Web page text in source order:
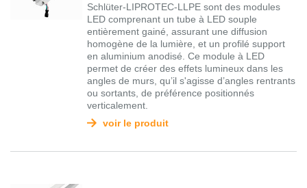
Schlüter-LIPROTEC-LLPE sont des modules
LED comprenant un tube à LED souple
entièrement gainé, assurant une diffusion
homogène de la lumière, et un profilé support
en aluminium anodisé. Ce module à LED
permet de créer des effets lumineux dans les
angles de murs, qu’il s'agisse d’angles rentrants
ou sortants, de préférence positionnés
verticalement.
voir le produit